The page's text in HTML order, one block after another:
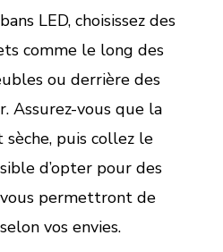
LED, choisissez des
comme le long des
ou derrière des
Assurez-vous que la
puis collez le
d’opter pour des
permettront de
vos envies.